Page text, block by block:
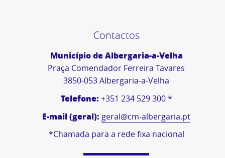
Contactos
Município de Albergaria-a-Velha
Praça Comendador Ferreira Tavares
3850-053 Albergaria-a-Velha
Telefone: +351 234 529 300 *
E-mail (geral): geral@cm-albergaria.pt
*Chamada para a rede fixa nacional